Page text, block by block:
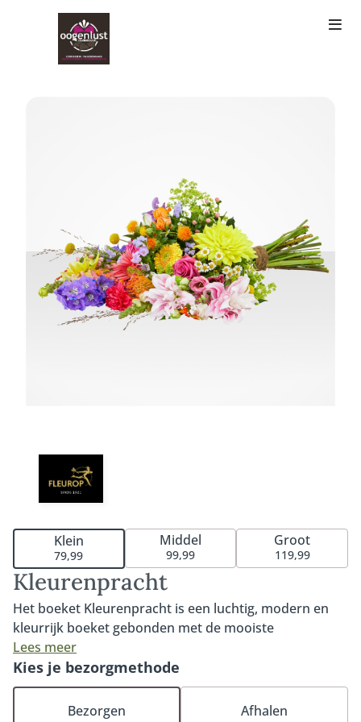
Kleurenpracht
Het boeket Kleurenpracht is een luchtig, modern en
kleurrijk boeket gebonden met de mooiste
seizoensbloemen. Het boeket wordt geleverd exclusief
vaas. Kleurrijk en uitbundig. De bloemen die in dit
boeket naar voren komen zijn opvallend en uniek.
Bijzondere vormen en krachtige kleuren maken dit
Lees meer
Klein
79,99
Middel
99,99
Groot
119,99
Kies je bezorgmethode
Bezorgen Afhalen